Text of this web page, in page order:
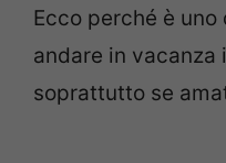
Ecco perché è
andare in vacanza
soprattutto se